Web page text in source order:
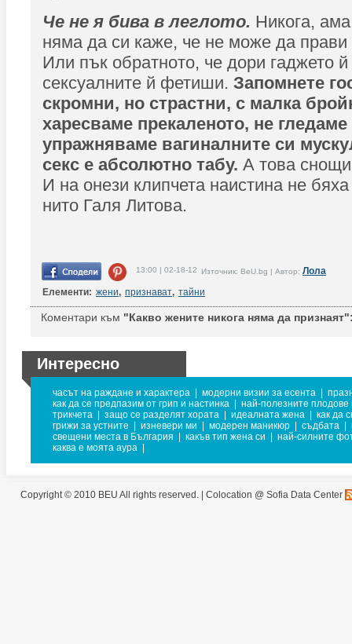
Че не я бива в леглото. Никога,
няма да си каже, че не може да
Или пък обратното, че дори гаджето й
сексуалните й фетиши. Запомнете
скромни, но страстни, с малка
харесваме прекаленото, не
упражняваме вагиналните си
секс е абсолютно табу. А това
И на онези клипчета наистина не
нито Галя Литова.
13:00 | 02-18-12 Източник: BeU.bg | Автор: Лола
Елементи: жени, признават, тайни
Коментари към "Какво жените никога няма да
Интересно
часът на раждане и характера модерни визии за есента
как да се предпазим от грип и настинка
най-полезните плодове
трикчета
защо се разделят хората идеалната жена
как да
грижи за устните
изневери ми модерен маникюр съдбата
свещени места в България
какъв тип жена си
най-силните
каква е моята аура
Copyright © 2010 BEU All rights reserved. | Colocation @ Sofia Data Center